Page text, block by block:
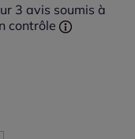
3 avis soumis à
contrôle